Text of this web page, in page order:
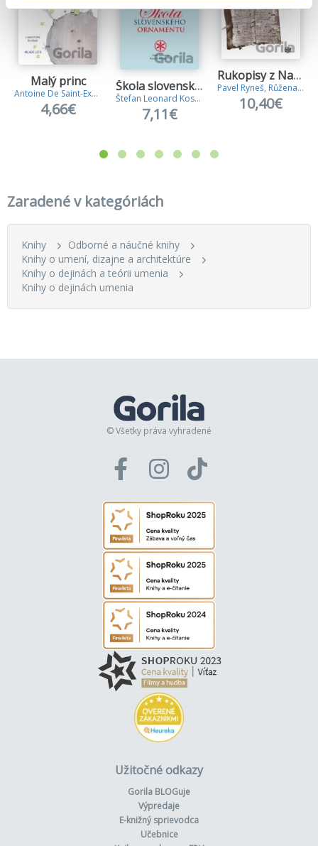
Malý princ
Antoine De Saint-Exupery
4,66€
Škola slovenského ornamentu
Štefan Leonard Kostelníček
7,11€
Rukopisy z Nag Hammádí 2
Pavel Ryneš, Růžena Dostálová
10,40€
Zaradené v kategóriách
Knihy
Odborné a náučné knihy
Knihy o umení, dizajne a architektúre
Knihy o dejinách a teórii umenia
Knihy o dejinách umenia
© Všetky práva vyhradené
Užitočné odkazy
Gorila BLOGuje
Výpredaje
E-knižný sprievodca
Učebnice